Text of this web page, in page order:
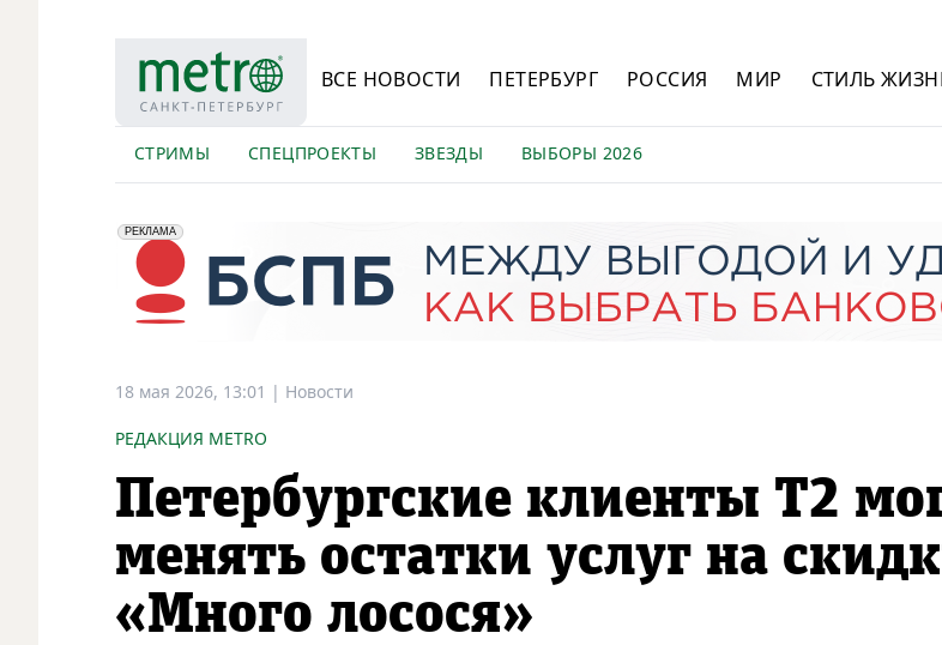
ВСЕ НОВОСТИ ПЕТЕРБУРГ РОССИЯ МИР СТИЛЬ
СТРИМЫ СПЕЦПРОЕКТЫ ЗВЕЗДЫ ВЫБОРЫ 2026
erid: 2VfnxyFybV5
РЕКЛАМА
ПАО "Банк "Санкт-Петербург", ИНН: 7831000027
18 мая 2026, 13:01 | Новости
РЕДАКЦИЯ METRO
Петербургские клиенты Т2
менять остатки услуг на
«Много лосося»